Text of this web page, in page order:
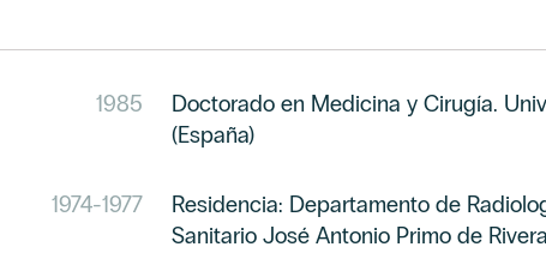
1985
Doctorado en Medicina y Cirugía.
(España)
1974-1977
Residencia: Departamento de
Sanitario José Antonio Primo de